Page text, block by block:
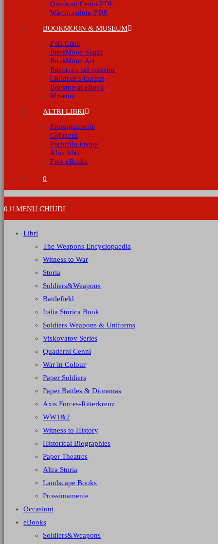
Quaderni Cenni PDF
War in colour PDF
BOOKMOON & MUSEUM
Full Cube
BookMoon Saggi
BookMoon Art
Romanzo nel cassetto
Children’s Corner
Bookmoon eBook
Museum
ALTRI LIBRI
Prossimamente
Cofanetti
Portoflio tavole
Altri libri
Free eBooks
0
0 MENU CHIUDI
Libri
The Weapons Encyclopaedia
Witness to War
Storia
Soldiers&Weapons
Battlefield
Italia Storica Book
Soldiers Weapons & Uniforms
Viskovatov Series
Quaderni Cenni
War in Colour
Paper Soldiers
Paper Battles & Dioramas
Axis Forces-Ritterkreuz
WW1&2
Witness to History
Historical Biographies
Paper Theatres
Altra Storia
Landscape Books
Prossimamente
Occasioni
eBooks
Soldiers&Weapons